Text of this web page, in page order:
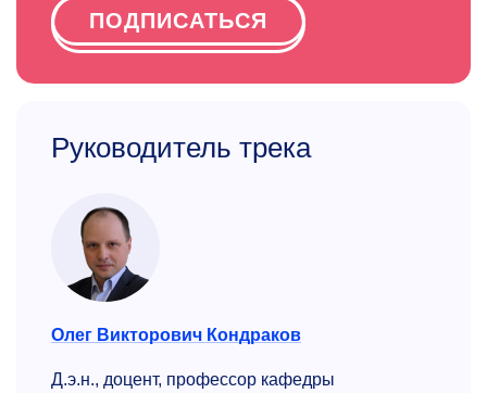
ПОДПИСАТЬСЯ
Руководитель трека
Олег Викторович Кондраков
Д.э.н., доцент, профессор кафедры